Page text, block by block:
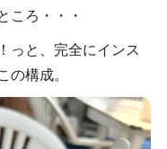
ころ・・・
っと、完全にインス
の構成。